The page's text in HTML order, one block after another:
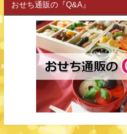
おせち通販の『Q&A』